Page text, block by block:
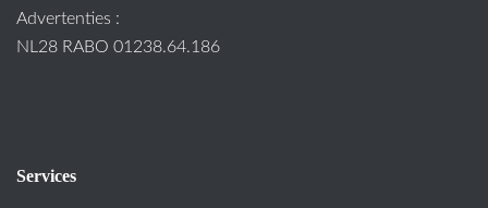
Advertenties :
NL28 RABO 01238.64.186
Services